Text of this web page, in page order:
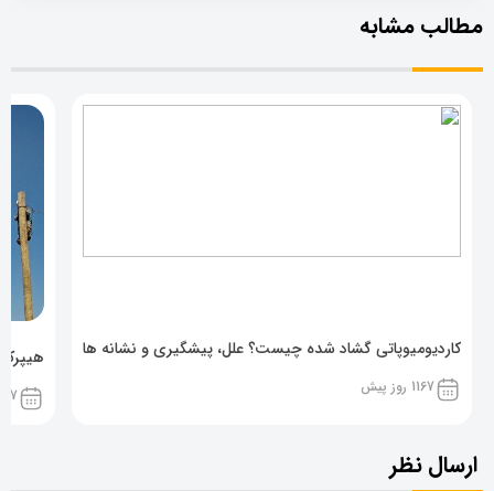
مطالب مشابه
کاردیومیوپاتی گشاد شده چیست؟ علل، پیشگیری و نشانه ها
1167 روز پیش 1167
ارسال نظر